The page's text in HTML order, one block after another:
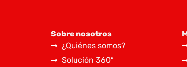
Sobre nosotros
¿Quiénes somos?
Solución 360º